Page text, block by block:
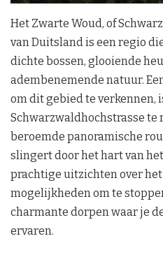
Het Zwarte Woud, of
van Duitsland is een regio
dichte bossen, glooiende
adembenemende natuur.
om dit gebied te verkennen,
Schwarzwaldhochstrasse te
beroemde panoramische
slingert door het hart van
prachtige uitzichten over
mogelijkheden om te
charmante dorpen waar je
ervaren.